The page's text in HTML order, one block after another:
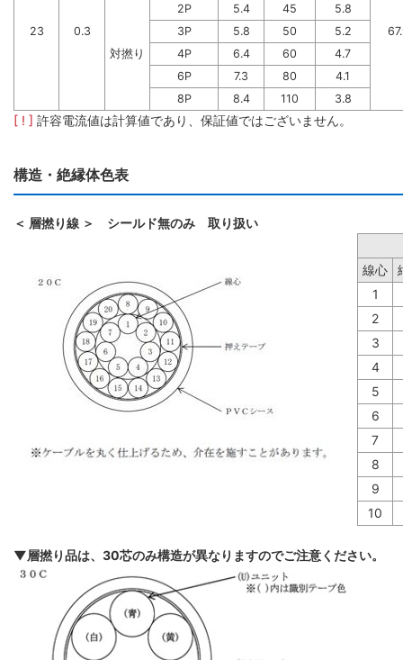
23 0.3
対撚り
2P 5.4 45
5.8
3P
5.8 50
5.2
4P
6.4 60
4.7
6P
7.3 80
4.1
8P
8.4 110 3.8
[ ! ] 許容電流値は計算値であり、保証値ではございません。
構造・絶縁体色表
＜ 層撚り線 ＞ シールド無のみ 取り扱い
線心
1
2
3
4
5
6
7
8
9
10
▼層撚り品は、30芯のみ構造が異なりますのでご注意ください。